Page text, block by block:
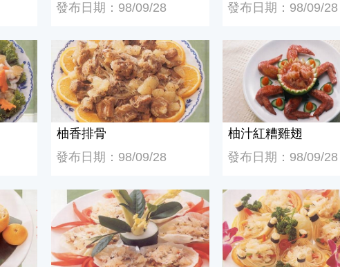
發布日期：98/09/28
發布日期：98/09/28
柚香排骨
柚香排骨
發布日期：98/09/28
柚汁紅糟雞翅
柚汁紅糟雞翅
發布日期：98/09/28
柚惑蒟蒻盞 柚動彩椒船